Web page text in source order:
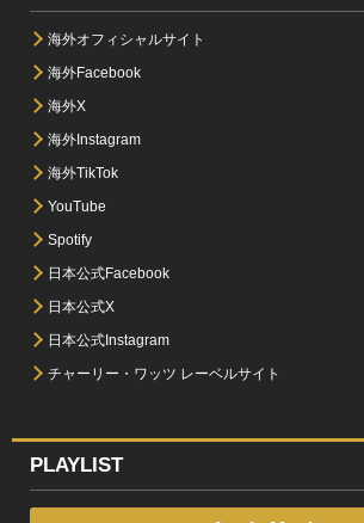
海外オフィシャルサイト
海外Facebook
海外X
海外Instagram
海外TikTok
YouTube
Spotify
日本公式Facebook
日本公式X
日本公式Instagram
チャーリー・ワッツ レーベルサイト
PLAYLIST